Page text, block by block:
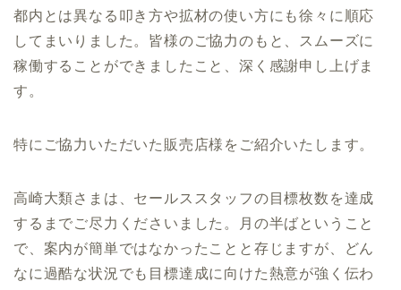
都内とは異なる叩き方や拡材の使い方にも徐々に順応
してまいりました。皆様のご協力のもと、スムーズに
稼働することができましたこと、深く感謝申し上げま
す。
特にご協力いただいた販売店様をご紹介いたします。
高崎大類さまは、セールススタッフの目標枚数を達成
するまでご尽力くださいました。月の半ばということ
で、案内が簡単ではなかったことと存じますが、どん
なに過酷な状況でも目標達成に向けた熱意が強く伝わ